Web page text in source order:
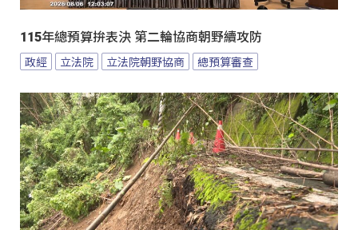
115年總預算拚表決 第二輪協商朝野續攻防
政經 立法院 立法院朝野協商 總預算審查